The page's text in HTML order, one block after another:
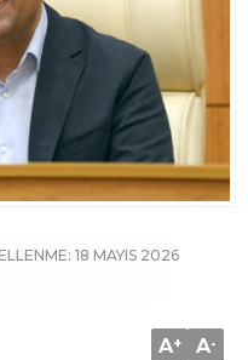
18 MAYIS 2026
A+ A-